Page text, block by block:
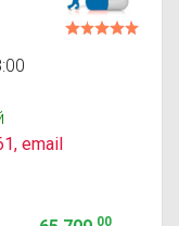
email
00